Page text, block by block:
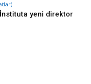
yeni direktor